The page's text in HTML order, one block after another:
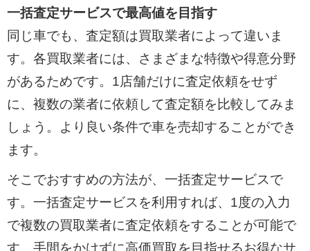
一括査定サービスで最高値を目指す
同じ車でも、査定額は買取業者によって違いま
す。各買取業者には、さまざまな特徴や得意分野
があるためです。1店舗だけに査定依頼をせず
に、複数の業者に依頼して査定額を比較してみま
しょう。より良い条件で車を売却することができ
ます。
そこでおすすめの方法が、一括査定サービスで
す。一括査定サービスを利用すれば、1度の入力
で複数の買取業者に査定依頼をすることが可能で
す。手間をかけずに高価買取を目指せるお得なサ